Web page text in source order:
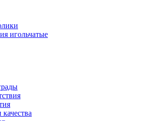
игольчатые